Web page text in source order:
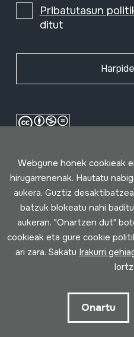
Pribatutasun
ditut
Erabilpen baldintzak
Loturak
Webgune honek cookieak
hirugarrenenak. Hautatu
aukera. Guztiz
batzuk blokeatu nahi
aukeran. "Onartzen dut"
cookieak eta gure cookie
ari zara. Sakatu Irakurri
Onartu